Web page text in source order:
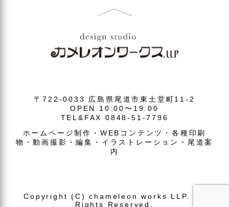
〒722-0033 広島県尾道市東土堂町11-2
OPEN 10:00〜19:00
TEL&FAX 0848-51-7796
ホームページ制作・WEBコンテンツ・各種印刷
物・動画撮影・編集・イラストレーション・尾道案
内
Copyright (C) chameleon works LLP. All
Rights Reserved.